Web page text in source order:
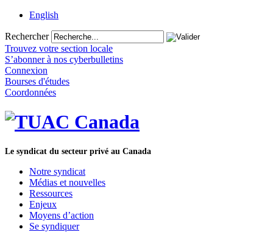
English
Rechercher
Trouvez votre section locale
S’abonner à nos cyberbulletins
Connexion
Bourses d'études
Coordonnées
Le syndicat du secteur privé au Canada
Notre syndicat
Médias et nouvelles
Ressources
Enjeux
Moyens d’action
Se syndiquer